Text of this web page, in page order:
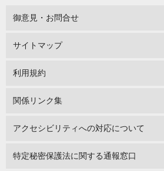
御意見・お問合せ
サイトマップ
利用規約
関係リンク集
アクセシビリティへの対応について
特定秘密保護法に関する通報窓口